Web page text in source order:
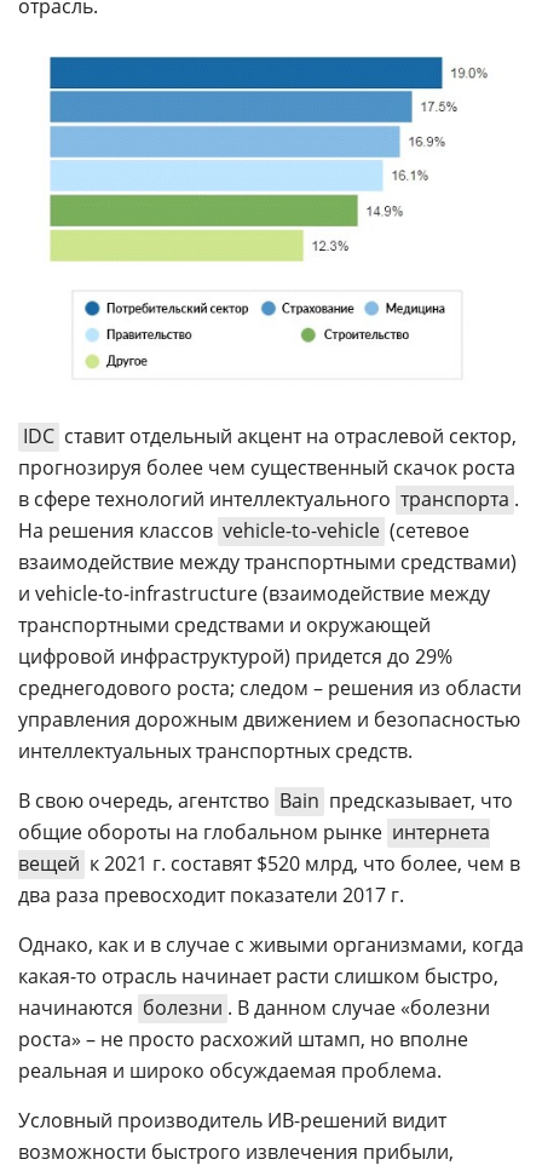
отрасль.
IDC ставит отдельный акцент на отраслевой сектор,
прогнозируя более чем существенный скачок роста
в сфере технологий интеллектуального транспорта .
На решения классов vehicle-to-vehicle (сетевое
взаимодействие между транспортными средствами)
и vehicle-to-infrastructure (взаимодействие между
транспортными средствами и окружающей
цифровой инфраструктурой) придется до 29%
среднегодового роста; следом – решения из области
управления дорожным движением и безопасностью
интеллектуальных транспортных средств.
В свою очередь, агентство Bain предсказывает, что
общие обороты на глобальном рынке интернета
вещей к 2021 г. составят $520 млрд, что более, чем в
два раза превосходит показатели 2017 г.
Однако, как и в случае с живыми организмами, когда
какая-то отрасль начинает расти слишком быстро,
начинаются болезни . В данном случае «болезни
роста» – не просто расхожий штамп, но вполне
реальная и широко обсуждаемая проблема.
Условный производитель ИВ-решений видит
возможности быстрого извлечения прибыли,